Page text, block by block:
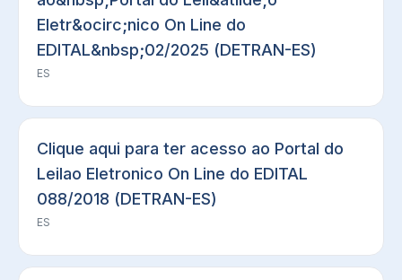
Eletr&ocirc;nico On Line do
EDITAL&nbsp;02/2025 (DETRAN-ES)
ES
Clique aqui para ter acesso ao Portal do
Leilao Eletronico On Line do EDITAL
088/2018 (DETRAN-ES)
ES